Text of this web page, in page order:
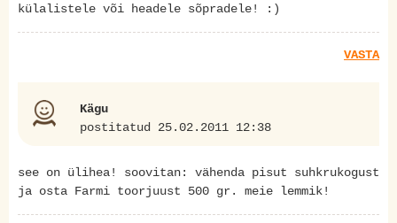
külalistele või headele sõpradele! :)
VASTA
Kägu
postitatud 25.02.2011 12:38
see on ülihea! soovitan: vähenda pisut suhkrukogust
ja osta Farmi toorjuust 500 gr. meie lemmik!